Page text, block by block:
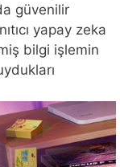
güvenilir
yapay zeka
bilgi işlemin